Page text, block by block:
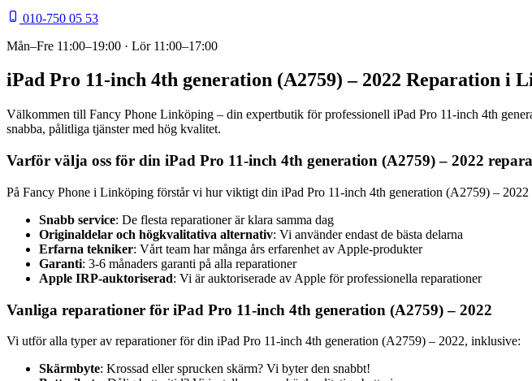
010-750 05 53
Mån–Fre 11:00–19:00 · Lör 11:00–17:00
iPad Pro 11-inch 4th generation (A2759) – 2022 Reparation i
Välkommen till Fancy Phone Linköping – din expertbutik för professionell iPad Pro 11-inch 4th
snabba, pålitliga tjänster med hög kvalitet.
Varför välja oss för din iPad Pro 11-inch 4th generation (A2759) – 2022
På Fancy Phone i Linköping förstår vi hur viktigt din iPad Pro 11-inch 4th generation (A2759) –
Snabb service: De flesta reparationer är klara samma dag
Originaldelar och högkvalitativa alternativ: Vi använder endast de bästa delarna
Erfarna tekniker: Vårt team har många års erfarenhet av Apple-produkter
Garanti: 3-6 månaders garanti på alla reparationer
Apple IRP-auktoriserad: Vi är auktoriserade av Apple för professionella reparationer
Vanliga reparationer för iPad Pro 11-inch 4th generation (A2759) – 2022
Vi utför alla typer av reparationer för din iPad Pro 11-inch 4th generation (A2759) – 2022, inklusive:
Skärmbyte: Krossad eller sprucken skärm? Vi byter den snabbt!